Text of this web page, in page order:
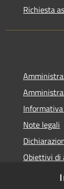
Richiesta
Note legali
Obiettivi di
Piano di